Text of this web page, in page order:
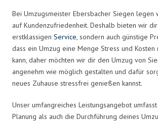
Bei Umzugsmeister Ebersbacher Siegen
auf Kundenzufriedenheit. Deshalb bieten wir
erstklassigen Service, sondern auch günstige
dass ein Umzug eine Menge Stress und Kosten
kann, daher möchten wir dir den Umzug von
angenehm wie möglich gestalten und dafür
neues Zuhause stressfrei genießen kannst.
Unser umfangreiches Leistungsangebot
Planung als auch die Durchführung deines